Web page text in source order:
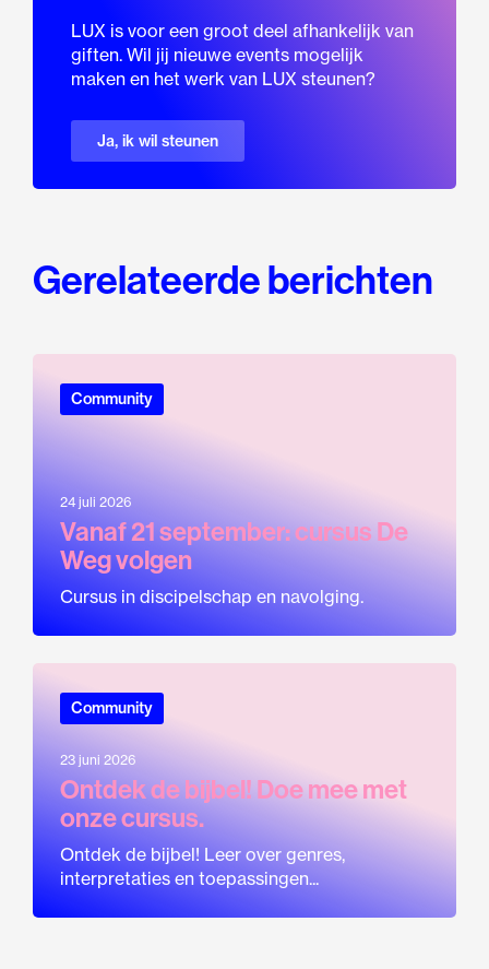
LUX is voor een groot deel afhankelijk van
giften. Wil jij nieuwe events mogelijk
maken en het werk van LUX steunen?
Ja, ik wil steunen
Gerelateerde berichten
Community
24 juli 2026
Vanaf 21 september: cursus De
Weg volgen
Cursus in discipelschap en navolging.
Community
23 juni 2026
Ontdek de bijbel! Doe mee met
onze cursus.
Ontdek de bijbel! Leer over genres,
interpretaties en toepassingen...